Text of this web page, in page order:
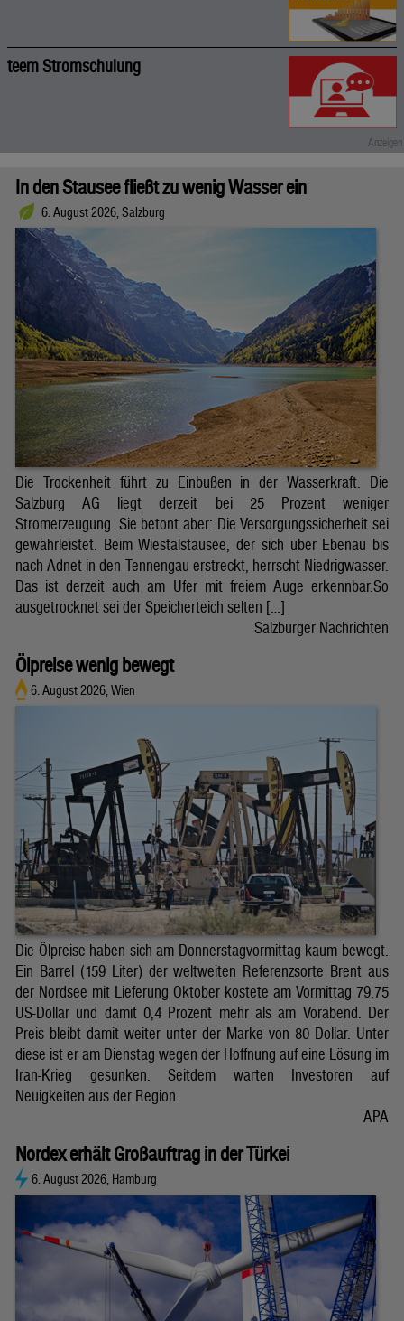
teem Stromschulung
In den Stausee fließt zu wenig Wasser ein
6. August 2026, Salzburg
Die Trockenheit führt zu Einbußen in der Wasserkraft. Die
Salzburg AG liegt derzeit bei 25 Prozent weniger
Stromerzeugung. Sie betont aber: Die Versorgungssicherheit sei
gewährleistet. Beim Wiestalstausee, der sich über Ebenau bis
nach Adnet in den Tennengau erstreckt, herrscht Niedrigwasser.
Das ist derzeit auch am Ufer mit freiem Auge erkennbar.So
ausgetrocknet sei der Speicherteich selten […]
Salzburger Nachrichten
Ölpreise wenig bewegt
6. August 2026, Wien
Die Ölpreise haben sich am Donnerstagvormittag kaum bewegt.
Ein Barrel (159 Liter) der weltweiten Referenzsorte Brent aus
der Nordsee mit Lieferung Oktober kostete am Vormittag 79,75
US-Dollar und damit 0,4 Prozent mehr als am Vorabend. Der
Preis bleibt damit weiter unter der Marke von 80 Dollar. Unter
diese ist er am Dienstag wegen der Hoffnung auf eine Lösung im
Iran-Krieg gesunken. Seitdem warten Investoren auf
Neuigkeiten aus der Region.
APA
Nordex erhält Großauftrag in der Türkei
6. August 2026, Hamburg